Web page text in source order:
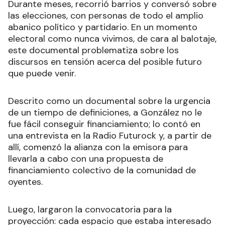
Durante meses, recorrió barrios y conversó sobre
las elecciones, con personas de todo el amplio
abanico político y partidario. En un momento
electoral como nunca vivimos, de cara al balotaje,
este documental problematiza sobre los
discursos en tensión acerca del posible futuro
que puede venir.
Descrito como un documental sobre la urgencia
de un tiempo de definiciones, a González no le
fue fácil conseguir financiamiento; lo contó en
una entrevista en la Radio Futurock y, a partir de
allí, comenzó la alianza con la emisora para
llevarla a cabo con una propuesta de
financiamiento colectivo de la comunidad de
oyentes.
Luego, largaron la convocatoria para la
proyección: cada espacio que estaba interesado